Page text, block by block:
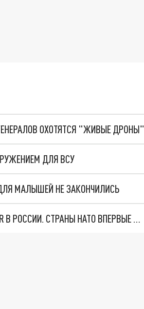
ОХОТЯТСЯ "ЖИВЫЕ ДРОНЫ"
ДЛЯ ВСУ
МАЛЫШЕЙ НЕ ЗАКОНЧИЛИСЬ
"ОЧЕНЬ ПЛОХИЕ НОВОСТИ": БОЛЬШАЯ ОШИБКА PALANTIR В РОССИИ. СТРАНЫ НАТО ВПЕРВЫЕ ЗА СВО ОСТАНОВИЛИ ПОСТАВКИ ОРУЖИЯ. ВСУ ТЕРЯЮТ ПРИГРАНИЧЬЕ?